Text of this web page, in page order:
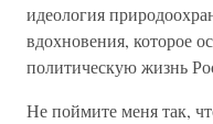
идеология
вдохновения, которое
политическую жизнь
Не поймите меня так,